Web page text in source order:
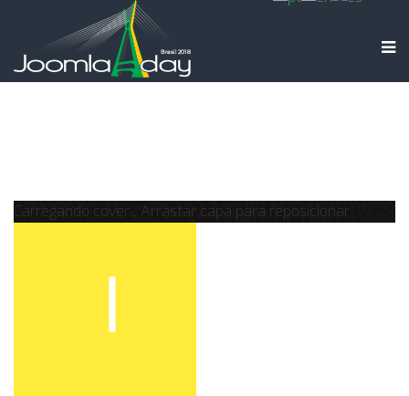
Carregando cover... Arrastar capa para reposicionar